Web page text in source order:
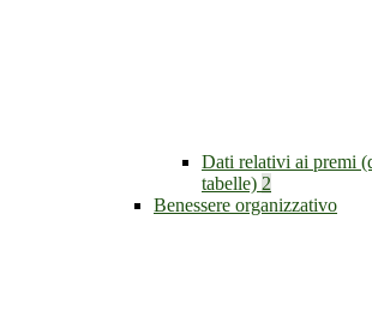
Dati relativi ai premi
tabelle) 2
Benessere organizzativo